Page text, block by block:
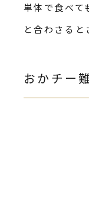
単体で食べて
と合わさると
おかチー